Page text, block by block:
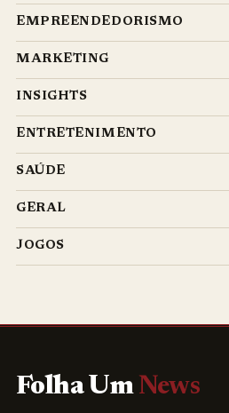
EMPREENDEDORISMO
MARKETING
INSIGHTS
ENTRETENIMENTO
SAÚDE
GERAL
JOGOS
Folha Um News